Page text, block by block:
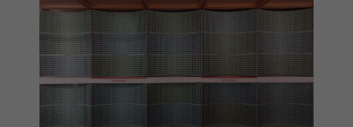
Marketing
Udostępniając
swoje
zainteresowania i
zachowania